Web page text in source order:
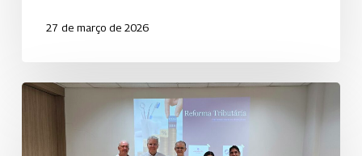
27 de março de 2026
Reforma
tributária